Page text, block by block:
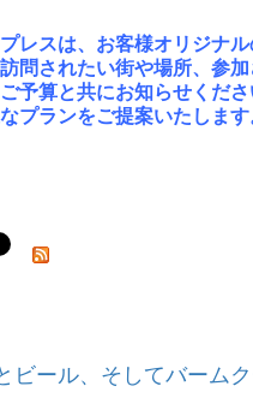
プレスは、お客様オリジナ
問されたい街や場所、参
予算と共にお知らせくだ
プランをご提案いたします
ビール、そしてバーム